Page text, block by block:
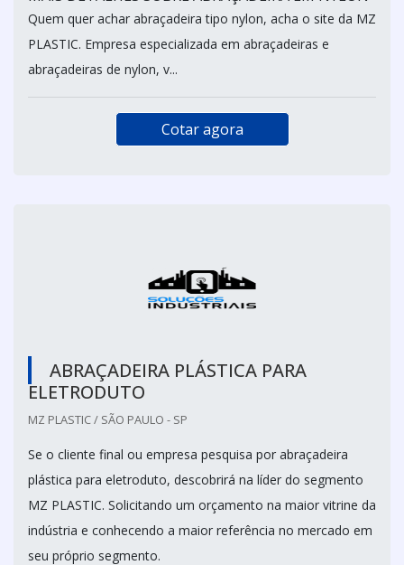
Quem quer achar abraçadeira tipo nylon, acha o site da MZ
PLASTIC. Empresa especializada em abraçadeiras e
abraçadeiras de nylon, v...
Cotar agora
ABRAÇADEIRA PLÁSTICA PARA
ELETRODUTO
MZ PLASTIC / SÃO PAULO - SP
Se o cliente final ou empresa pesquisa por abraçadeira
plástica para eletroduto, descobrirá na líder do segmento
MZ PLASTIC. Solicitando um orçamento na maior vitrine da
indústria e conhecendo a maior referência no mercado em
seu próprio segmento.